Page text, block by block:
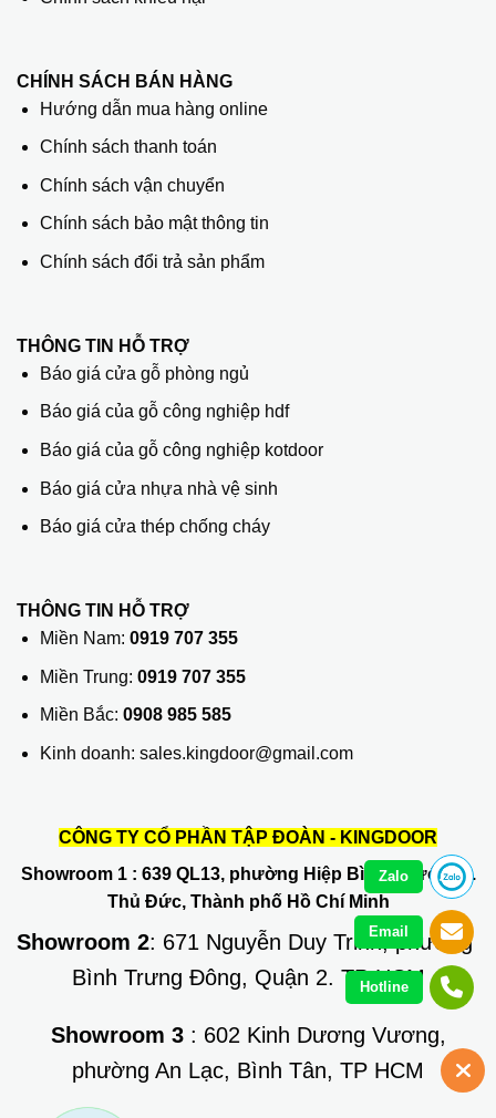
CHÍNH SÁCH BÁN HÀNG
Hướng dẫn mua hàng online
Chính sách thanh toán
Chính sách vận chuyển
Chính sách bảo mật thông tin
Chính sách đổi trả sản phẩm
THÔNG TIN HỖ TRỢ
Báo giá cửa gỗ phòng ngủ
Báo giá của gỗ công nghiệp hdf
Báo giá của gỗ công nghiệp kotdoor
Báo giá cửa nhựa nhà vệ sinh
Báo giá cửa thép chống cháy
THÔNG TIN HỖ TRỢ
Miền Nam: 0919 707 355
Miền Trung: 0919 707 355
Miền Bắc: 0908 985 585
Kinh doanh: sales.kingdoor@gmail.com
CÔNG TY CỔ PHẦN TẬP ĐOÀN - KINGDOOR
Showroom 1: 639 QL13, phường Hiệp Bình Phước, Q.
Thủ Đức, Thành phố Hồ Chí Minh
Showroom 2: 671 Nguyễn Duy Trinh, phường
Bình Trưng Đông, Quận 2. TP HCM
Showroom 3: 602 Kinh Dương Vương,
phường An Lạc, Bình Tân, TP HCM
Zalo
Email
Hotline